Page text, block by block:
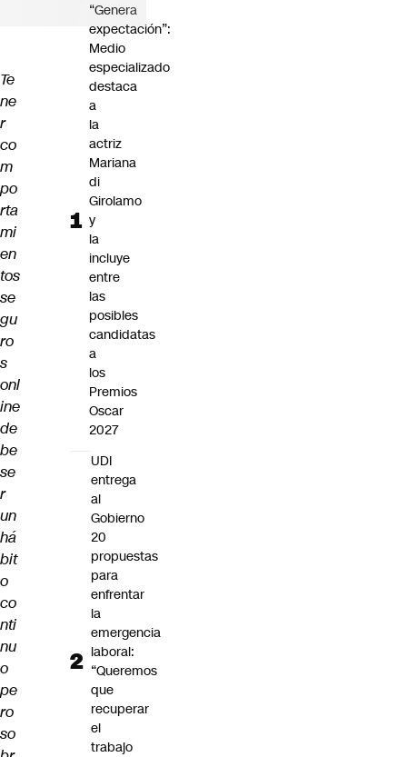
Te
ne
r
co
m
po
rta
mi
en
tos
se
gu
ro
s
onl
ine
de
be
se
r
un
há
bit
o
co
nti
nu
o
pe
ro
so
“Genera
expectación”:
Medio
especializado
destaca
a
la
actriz
Mariana
di
Girolamo
y
la
incluye
entre
las
posibles
candidatas
a
los
Premios
Oscar
2027
UDI
entrega
al
Gobierno
20
propuestas
para
enfrentar
la
emergencia
laboral:
“Queremos
que
recuperar
el
trabajo